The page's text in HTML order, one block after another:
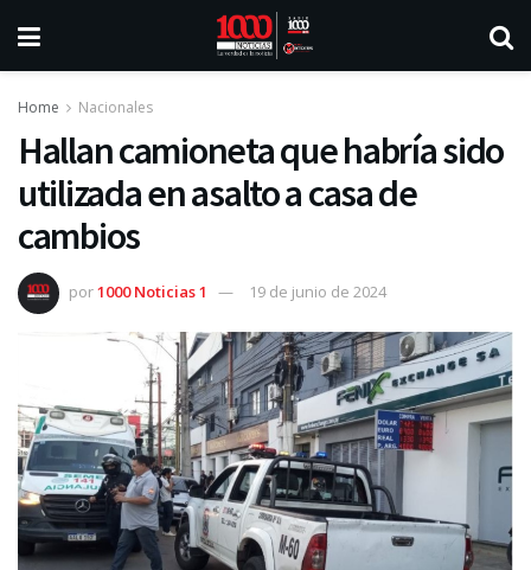
Home Nacionales
Hallan camioneta que habría sido
utilizada en asalto a casa de
cambios
por1000 Noticias 1 19 de junio de 2024